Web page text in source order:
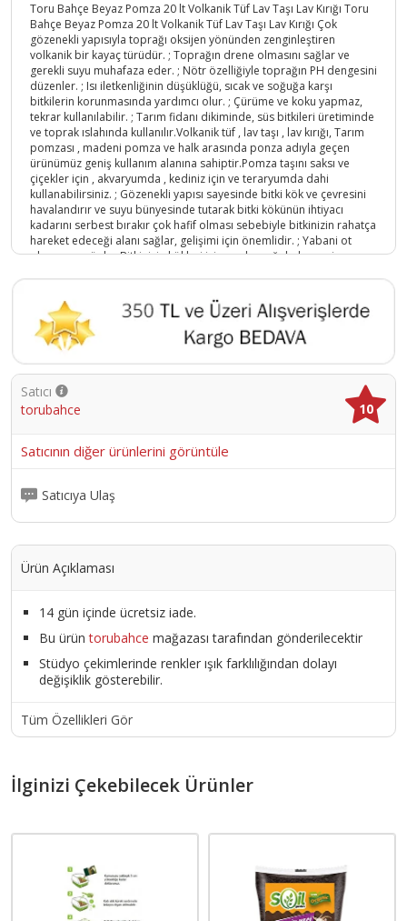
Toru Bahçe Beyaz Pomza 20 lt Volkanik Tüf Lav Taşı Lav Kırığı Toru
Bahçe Beyaz Pomza 20 lt Volkanik Tüf Lav Taşı Lav Kırığı Çok
gözenekli yapısıyla toprağı oksijen yönünden zenginleştiren
volkanik bir kayaç türüdür. ; Toprağın drene olmasını sağlar ve
gerekli suyu muhafaza eder. ; Nötr özelliğiyle toprağın PH dengesini
düzenler. ; Isı iletkenliğinin düşüklüğü, sıcak ve soğuğa karşı
bitkilerin korunmasında yardımcı olur. ; Çürüme ve koku yapmaz,
tekrar kullanılabilir. ; Tarım fidanı dikiminde, süs bitkileri üretiminde
ve toprak ıslahında kullanılır.Volkanik tüf , lav taşı , lav kırığı, Tarım
pomzası , madeni pomza ve halk arasında ponza adıyla geçen
ürünümüz geniş kullanım alanına sahiptir.Pomza taşını saksı ve
çiçekler için , akvaryumda , kediniz için ve teraryumda dahi
kullanabilirsiniz. ; Gözenekli yapısı sayesinde bitki kök ve çevresini
havalandırır ve suyu bünyesinde tutarak bitki kökünün ihtiyacı
kadarını serbest bırakır çok hafif olması sebebiyle bitkinizin rahatça
hareket edeceği alanı sağlar, gelişimi için önemlidir. ; Yabani ot
oluşumunu önler.Bitkinizin kökleri için sıcak - soğuk dengesine
karıştırabilirsiniz ***Yürüme yollarındaAğaç ve çalıları
çevrelemekteSaksılarınızdaÇiçeklerinizdeTeraryumdaAkvaryumdaKediniz
içinSüs bitkilerindeFidan dikerkenToprak Düzenleyici
olarakkullanabilirsiniz.;
Ürün Kodu :14915-torubahce6ebb8505-79c
Satıcı
torubahce
10
Satıcının diğer ürünlerini görüntüle
Satıcıya Ulaş
Ürün Açıklaması
14 gün içinde ücretsiz iade.
Bu ürüntorubahce mağazası tarafından gönderilecektir
Stüdyo çekimlerinde renkler ışık farklılığından dolayı
değişiklik gösterebilir.
Tüm Özellikleri Gör
İlginizi Çekebilecek Ürünler